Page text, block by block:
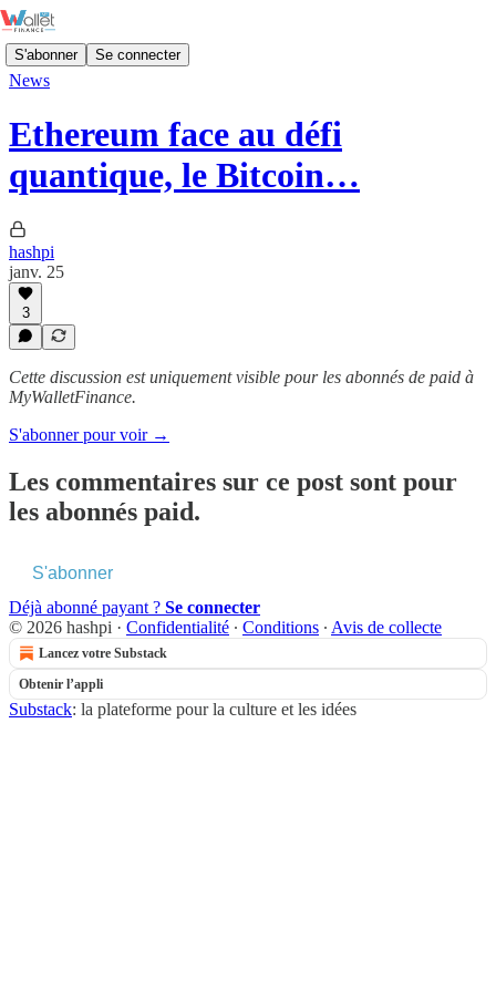
S'abonner Se connecter
News
Ethereum face au défi
quantique, le Bitcoin…
hashpi
janv. 25
3
Cette discussion est uniquement visible pour les abonnés de paid à
MyWalletFinance.
S'abonner pour voir →
Les commentaires sur ce post sont pour
les abonnés paid.
S'abonner
Déjà abonné payant ? Se connecter
© 2026 hashpi · Confidentialité ∙ Conditions ∙ Avis de collecte
Lancez votre Substack
Obtenir l’appli
Substack: la plateforme pour la culture et les idées